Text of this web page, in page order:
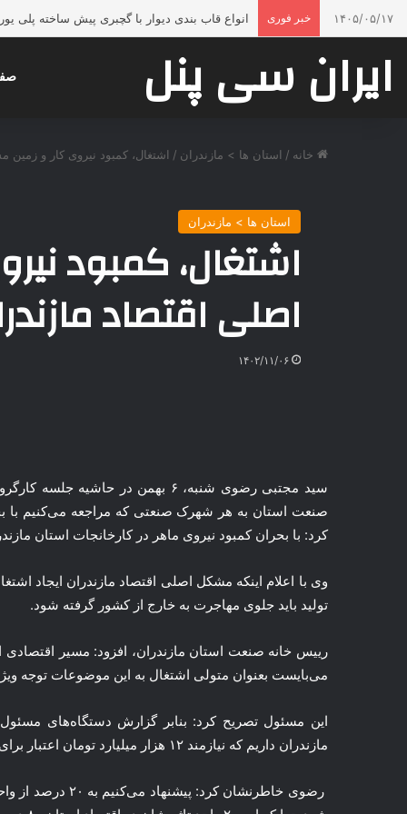
۱۴۰۵/۰۵/۱۷ خبر فوری انواع قاب بندی دیوار با گچبری پیش ساخته پلی
ایران سی پنل
خانه / استان ها > مازندران / اشتغال، کمبود نیروی کار و
استان ها > مازندران
اشتغال، کمبود
اصلی اقتصاد
۱۴۰۲/۱۱/۰۶
سید مجتبی رضوی شنبه، ۶ بهمن در
صنعت استان به هر شهرک صنعتی که مراجعه می‌کنیم با
کرد: با بحران کمبود نیروی ماهر در کارخانجات استان
وی با اعلام اینکه مشکل اصلی اقتصاد مازندران ایجاد
تولید باید جلوی مهاجرت‌ به خارج از کشور گرفته شود.
رییس خانه صنعت استان مازندران، افزود: مسیر اقتصادی
می‌بایست بعنوان متولی اشتغال به این موضوعات توجه
مازندران داریم که نیازمند ۱۲ هزار میلیارد تومان اعتبار برای احیای این واحدهای صنعتی است.
رضوی خاطرنشان